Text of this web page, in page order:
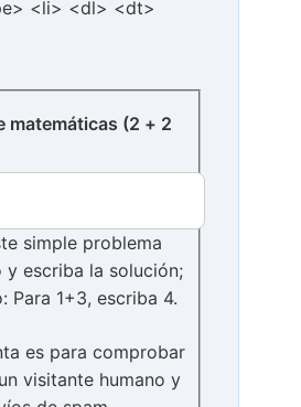
<li> <dl> <dt>
(2 + 2
simple problema
y escriba la solución;
Para 1+3, escriba 4.
es para comprobar
visitante humano y